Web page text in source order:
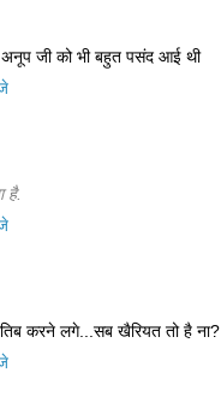
अनूप जी को भी बहुत पसंद आई थी
है.
करने लगे...सब खैरियत तो है ना?